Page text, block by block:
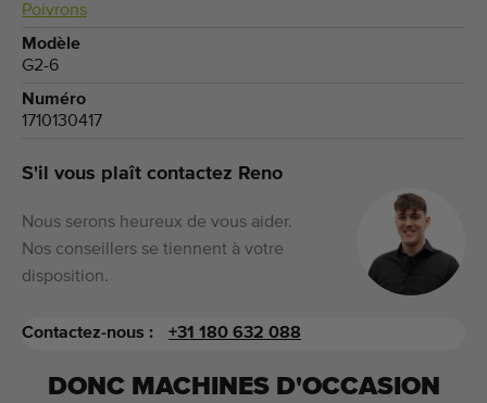
Poivrons
Modèle
G2-6
Numéro
1710130417
S'il vous plaît contactez Reno
Nous serons heureux de vous aider.
Nos conseillers se tiennent à votre
disposition.
Contactez-nous : +31 180 632 088
DONC MACHINES D'OCCASION